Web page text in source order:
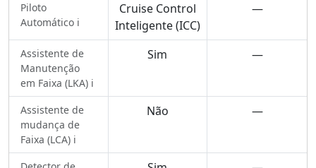
Piloto
Automático ℹ️
Cruise Control
Inteligente (ICC)
—
Assistente de
Manutenção
em Faixa (LKA) ℹ️
Sim —
Assistente de
mudança de
Faixa (LCA) ℹ️
Não —